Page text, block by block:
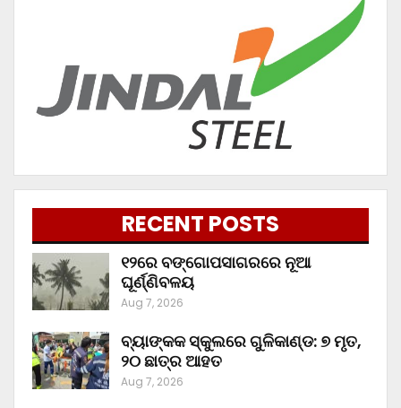
RECENT POSTS
୧୨ରେ ବଙ୍ଗୋପସାଗରରେ ନୂଆ
ଘୂର୍ଣ୍ଣିବଳୟ
Aug 7, 2026
ବ୍ୟାଙ୍କକ ସ୍କୁଲରେ ଗୁଳିକାଣ୍ଡ: ୭ ମୃତ,
୨୦ ଛାତ୍ର ଆହତ
Aug 7, 2026